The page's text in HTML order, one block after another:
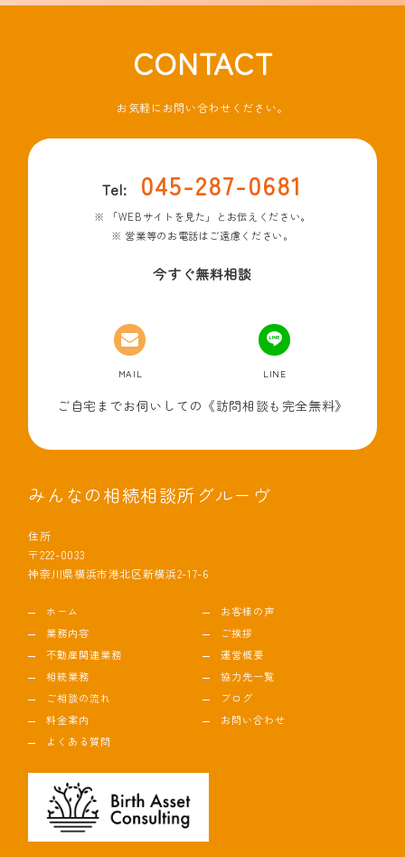
CONTACT
お気軽にお問い合わせください。
Tel: 045-287-0681
「WEBサイトを見た」とお伝えください。
営業等のお電話はご遠慮ください。
今すぐ無料相談
MAIL LINE
ご自宅までお伺いしての《訪問相談も完全無料》
みんなの相続相談所グルーヴ
住所
〒222-0033
神奈川県横浜市港北区新横浜2-17-6
ホーム
業務内容
不動産関連業務
相続業務
ご相談の流れ
料金案内
よくある質問
お客様の声
ご挨拶
運営概要
協力先一覧
ブログ
お問い合わせ